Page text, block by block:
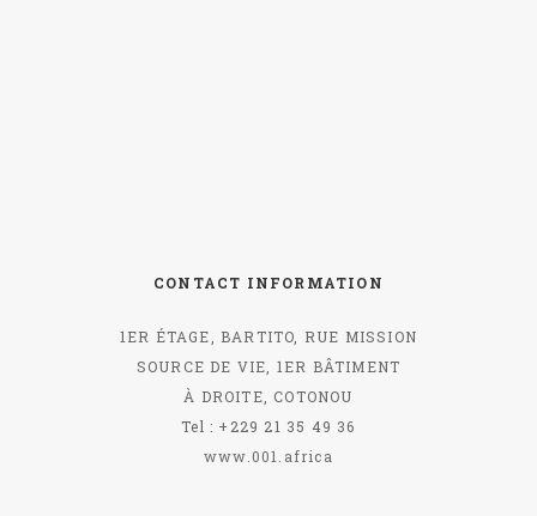
CONTACT INFORMATION
1ER ÉTAGE, BARTITO, RUE MISSION
SOURCE DE VIE, 1ER BÂTIMENT
À DROITE, COTONOU
Tel : +229 21 35 49 36
www.001.africa